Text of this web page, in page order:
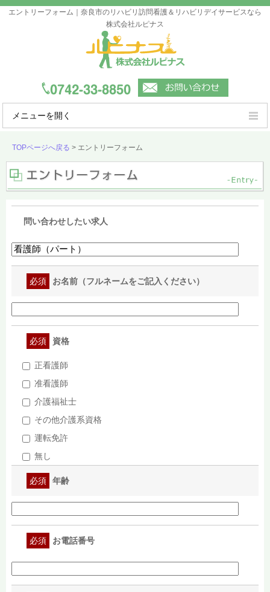
エントリーフォーム｜奈良市のリハビリ訪問看護＆リハビリデイサービスなら
株式会社ルピナス
メニューを開く
ルピナスの強み
ご利用案内
事業所一覧
会社概要
よくあるご質問
TOPページへ戻る > エントリーフォーム
問い合わせしたい求人
必須 お名前（フルネームをご記入ください）
必須 資格
正看護師
准看護師
介護福祉士
その他介護系資格
運転免許
無し
必須 年齢
必須 お電話番号